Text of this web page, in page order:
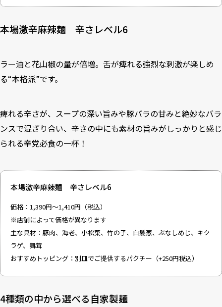
本場激辛麻辣麺 辛さレベル6
ラー油と花山椒の量が倍増。舌が痺れる強烈な刺激が楽しめ
る“本格派”です。
痺れる辛さが、スープの深い旨みや豚バラの甘みと絶妙なバラ
ンスで混ざり合い、辛さの中にも素材の旨みがしっかりと感じ
られる辛党必食の一杯！
本場激辛麻辣麺 辛さレベル6
価格：1,390円～1,410円（税込）
※店舗によって価格が異なります
主な具材：豚肉、海老、小松菜、竹の子、白髪葱、ぶなしめじ、キク
ラゲ、舞茸
おすすめトッピング：別皿でご提供するパクチー（+250円税込）
4種類の中から選べる自家製麺